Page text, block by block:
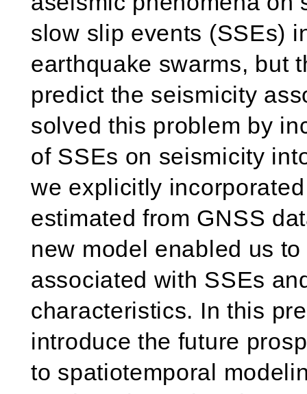
slow slip events (SSEs)
earthquake swarms, but
predict the seismicity
solved this problem by
of SSEs on seismicity
we explicitly
estimated from GNSS
new model enabled us
associated with SSEs
characteristics. In this
introduce the future
to spatiotemporal